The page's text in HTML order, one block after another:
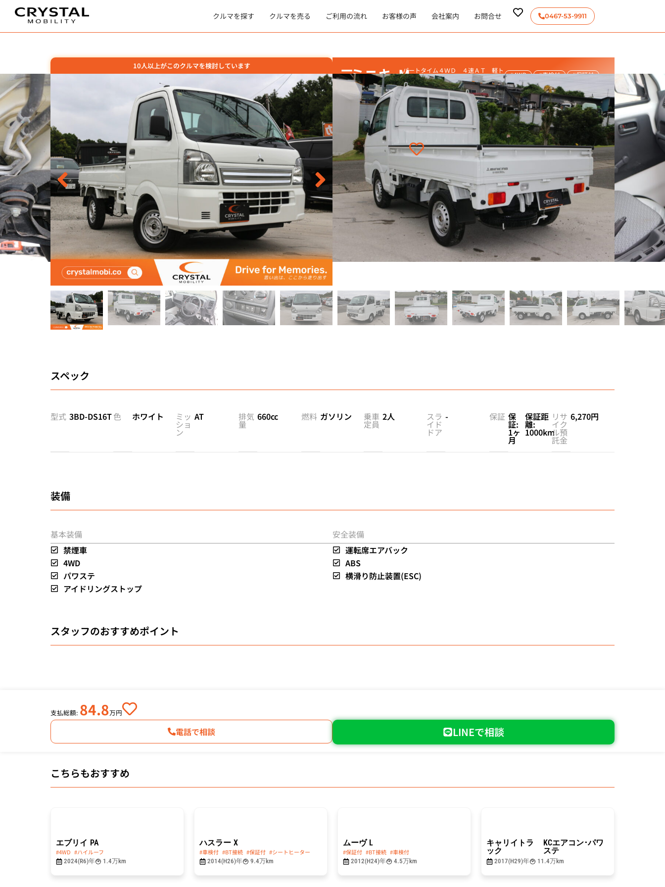
プ
クルマを探す クルマを売る ご利用の流れ お客様の声 会社案内 お問合せ 0467-53-9911
10人以上がこのクルマを検討しています
三
菱
ミニキ
ャブト
ラック
M
パートタイム４ＷＤ ４速ＡＴ 軽ト
ラック アイドリングストップ オー
トライト エアコン パワーステアリ
ング
#4WD #車検付 #保証付
支払総額: 84.8万円
年式
2023(R5)年
走行距離
万km
車検
2027/04
修復歴
なし
電話で相談 LINEで相談
スペック
型式 3BD-DS16T色 ホワイト ミッ
ショ
ン
AT 排気
量
660cc 燃料 ガソリン 乗車
定員
2人 スラ
イド
ドア
- 保証 保
証:
1ヶ
月
保証距
離:
1000km
リサ
イク
ル預
託金
6,270円
装備
基本装備
禁煙車
4WD
パワステ
アイドリングストップ
安全装備
運転席エアバック
ABS
横滑り防止装置(ESC)
スタッフのおすすめポイント
支払総額: 84.8万円
電話で相談 LINEで相談
こちらもおすすめ
エブリイ PA
#4WD #ハイルーフ
2024(R6)年 1.4万km
ハスラー X
#車検付 #BT接続 #保証付 #シートヒーター
2014(H26)年 9.4万km
ムーヴ L
#保証付 #BT接続 #車検付
2012(H24)年 4.5万km
キャリイトラ
ック
KCエアコン･パワ
ステ
2017(H29)年 11.4万km